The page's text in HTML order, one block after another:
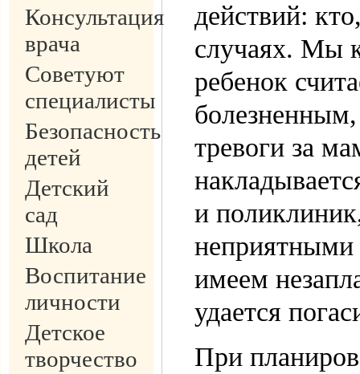
Консультация
врача
Советуют
специалисты
Безопасность
детей
Детский
сад
Школа
Воспитание
личности
Детское
творчество
действий:
случаях. Мы
ребенок
тревоги за
и
имеем
удается
При